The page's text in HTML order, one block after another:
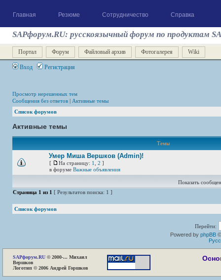
Главная Резюме Сотрудничество Справка
SAPфорум.RU: русскоязычный форум по продуктам
Портал Форум Файловый архив Фотогалерея Wiki
Вход Регистрация
Просмотр нерешенных тем
Сообщения без ответов | Активные темы
Список форумов
Активные темы
Темы
Умер Миша Вершков (Admin)!
[ На страницу: 1 2 ]
в форуме Важные объявления
Показать
Страница 1 из 1 [ Результатов поиска: 1 ]
Список форумов
Перейти:
Powered by phpBB
SAPфорум.RU © 2000-... Михаил
Вершков
Логотип © 2006 Андрей Горшков